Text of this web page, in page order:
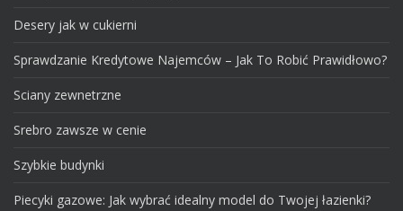
Desery jak w cukierni
Sprawdzanie Kredytowe Najemców – Jak To Robić Prawidłowo?
Sciany zewnetrzne
Srebro zawsze w cenie
Szybkie budynki
Piecyki gazowe: Jak wybrać idealny model do Twojej łazienki?